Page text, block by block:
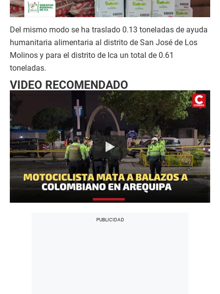
Del mismo modo se ha traslado 0.13 toneladas de ayuda
humanitaria alimentaria al distrito de San José de Los
Molinos y para el distrito de Ica un total de 0.61
toneladas.
VIDEO RECOMENDADO